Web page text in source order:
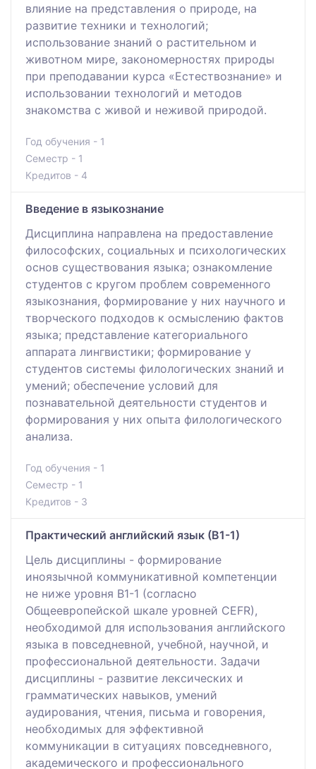
влияние на представления о природе, на
развитие техники и технологий;
использование знаний о растительном и
животном мире, закономерностях природы
при преподавании курса «Естествознание» и
использовании технологий и методов
знакомства с живой и неживой природой.
Год обучения - 1
Семестр - 1
Кредитов - 4
Введение в языкознание
Дисциплина направлена на предоставление
философских, социальных и психологических
основ существования языка; ознакомление
студентов с кругом проблем современного
языкознания, формирование у них научного и
творческого подходов к осмыслению фактов
языка; представление категориального
аппарата лингвистики; формирование у
студентов системы филологических знаний и
умений; обеспечение условий для
познавательной деятельности студентов и
формирования у них опыта филологического
анализа.
Год обучения - 1
Семестр - 1
Кредитов - 3
Практический английский язык (В1-1)
Цель дисциплины - формирование
иноязычной коммуникативной компетенции
не ниже уровня B1-1 (согласно
Общеевропейской шкале уровней CEFR),
необходимой для использования английского
языка в повседневной, учебной, научной, и
профессиональной деятельности. Задачи
дисциплины - развитие лексических и
грамматических навыков, умений
аудирования, чтения, письма и говорения,
необходимых для эффективной
коммуникации в ситуациях повседневного,
академического и профессионального